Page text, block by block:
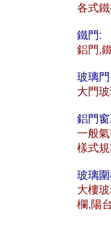
各式
鐵門:
鋁門,
玻璃
大門
鋁門
一般
樣式
玻璃
大樓
欄,陽